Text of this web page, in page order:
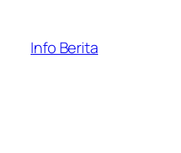
content
Info Berita